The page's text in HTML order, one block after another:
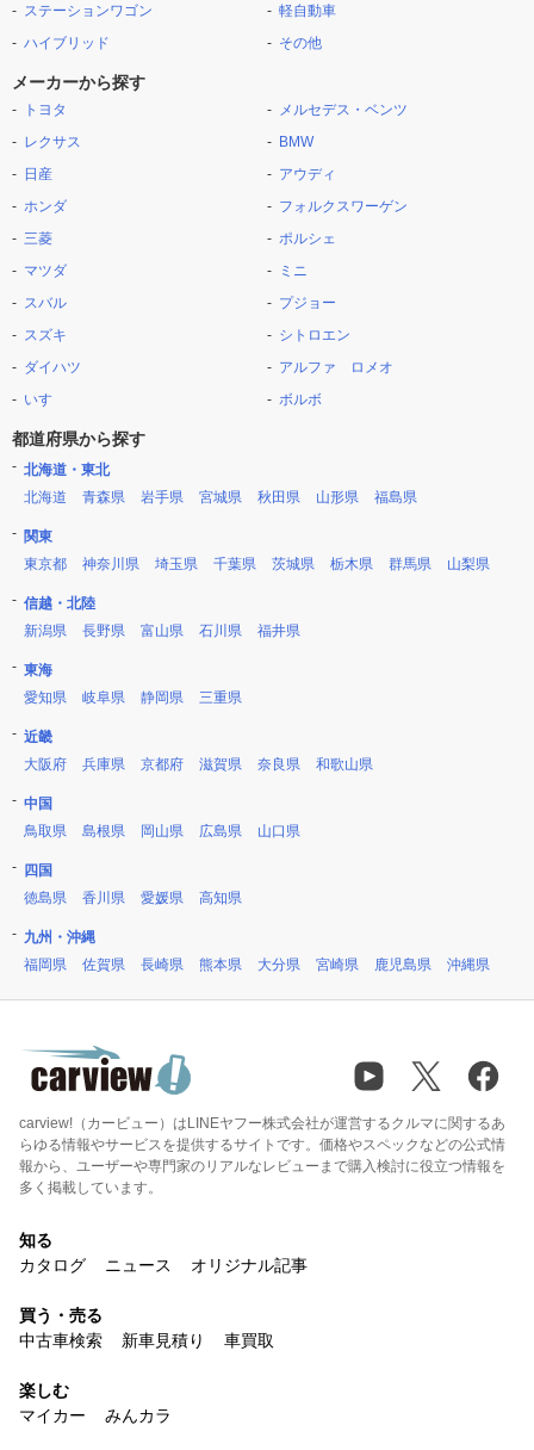
ステーションワゴン
ハイブリッド
軽自動車
その他
メーカーから探す
トヨタ
レクサス
日産
ホンダ
三菱
マツダ
スバル
スズキ
ダイハツ
いすゞ
メルセデス・ベンツ
BMW
アウディ
フォルクスワーゲン
ポルシェ
ミニ
プジョー
シトロエン
アルファ ロメオ
ボルボ
都道府県から探す
北海道・東北
北海道
青森県 岩手県 宮城県 秋田県 山形県 福島県
関東
東京都
神奈川県 埼玉県 千葉県 茨城県 栃木県 群馬県 山梨県
信越・北陸
新潟県
長野県 富山県 石川県 福井県
東海
愛知県
岐阜県 静岡県 三重県
近畿
大阪府
兵庫県 京都府 滋賀県 奈良県 和歌山県
中国
鳥取県
島根県 岡山県 広島県 山口県
四国
徳島県
香川県 愛媛県 高知県
九州・沖縄
福岡県
佐賀県 長崎県 熊本県 大分県 宮崎県 鹿児島県 沖縄県
carview!（カービュー）はLINEヤフー株式会社が運営するクルマに関するあ
らゆる情報やサービスを提供するサイトです。価格やスペックなどの公式情
報から、ユーザーや専門家のリアルなレビューまで購入検討に役立つ情報を
多く掲載しています。
知る
カタログ
ニュース オリジナル記事
買う・売る
中古車検索
新車見積り 車買取
楽しむ
マイカー
みんカラ